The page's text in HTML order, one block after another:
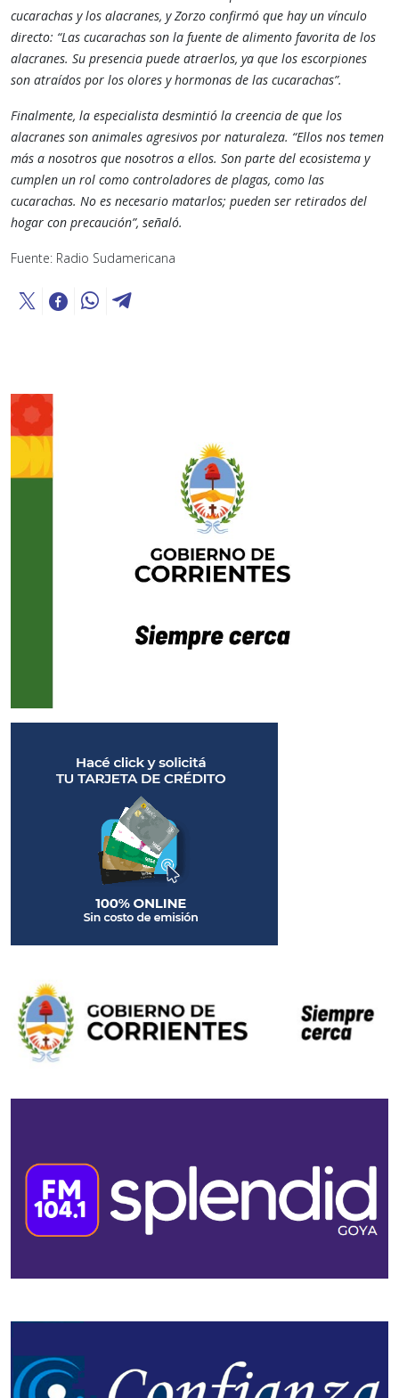
cucarachas y los alacranes, y Zorzo confirmó que hay un vínculo
directo: “Las cucarachas son la fuente de alimento favorita de los
alacranes. Su presencia puede atraerlos, ya que los escorpiones
son atraídos por los olores y hormonas de las cucarachas”​.
Finalmente, la especialista desmintió la creencia de que los
alacranes son animales agresivos por naturaleza. “Ellos nos temen
más a nosotros que nosotros a ellos. Son parte del ecosistema y
cumplen un rol como controladores de plagas, como las
cucarachas. No es necesario matarlos; pueden ser retirados del
hogar con precaución”, señaló​.
Fuente: Radio Sudamericana